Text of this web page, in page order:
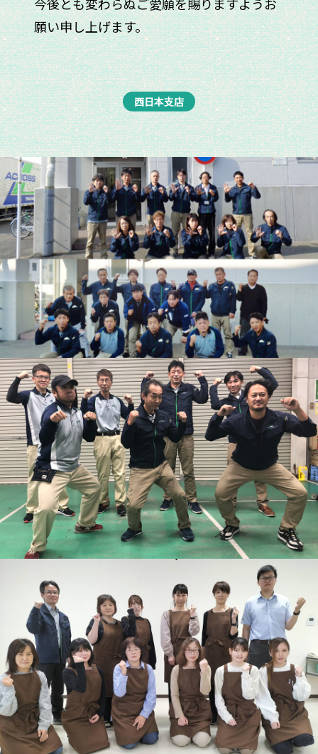
今後とも変わらぬご愛願を賜りますようお
願い申し上げます。
西日本支店